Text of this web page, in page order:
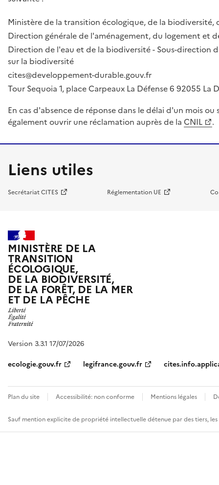
Ministère de la transition écologique, de la biodiversité,
Direction générale de l'aménagement, du logement et
Direction de l'eau et de la biodiversité - Sous-direction
sur la biodiversité
cites@developpement-durable.gouv.fr
Tour Sequoia 1, place Carpeaux La Défense 6 92055 La
En cas d'absence de réponse dans le délai d'un mois
également ouvrir une réclamation auprès de la CNIL .
Liens utiles
Secrétariat CITES Réglementation UE
MINISTÈRE DE LA
TRANSITION
ÉCOLOGIQUE,
DE LA BIODIVERSITÉ,
DE LA FORÊT, DE LA MER
ET DE LA PÊCHE
Version 3.3.1 17/07/2026
ecologie.gouv.fr
legifrance.gouv.fr
Plan du site Accessibilité: non conforme Mentions légales
Sauf mention explicite de propriété intellectuelle détenue par des tiers,